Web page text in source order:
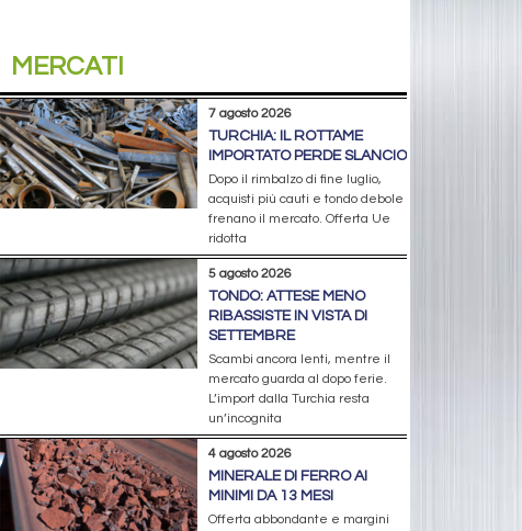
MERCATI
7 agosto 2026
TURCHIA: IL ROTTAME
IMPORTATO PERDE SLANCIO
Dopo il rimbalzo di fine luglio,
acquisti più cauti e tondo debole
frenano il mercato. Offerta Ue
ridotta
5 agosto 2026
TONDO: ATTESE MENO
RIBASSISTE IN VISTA DI
SETTEMBRE
Scambi ancora lenti, mentre il
mercato guarda al dopo ferie.
L’import dalla Turchia resta
un’incognita
4 agosto 2026
MINERALE DI FERRO AI
MINIMI DA 13 MESI
Offerta abbondante e margini